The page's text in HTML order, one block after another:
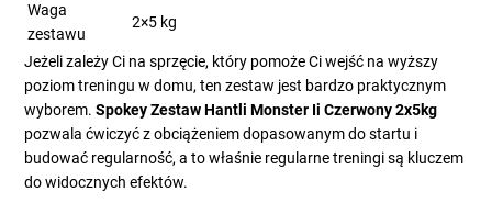
Waga
zestawu
2×5 kg
Jeżeli zależy Ci na sprzęcie, który pomoże Ci wejść na wyższy
poziom treningu w domu, ten zestaw jest bardzo praktycznym
wyborem.Spokey Zestaw Hantli Monster Ii Czerwony 2x5kg
pozwala ćwiczyć z obciążeniem dopasowanym do startu i
budować regularność, a to właśnie regularne treningi są kluczem
do widocznych efektów.